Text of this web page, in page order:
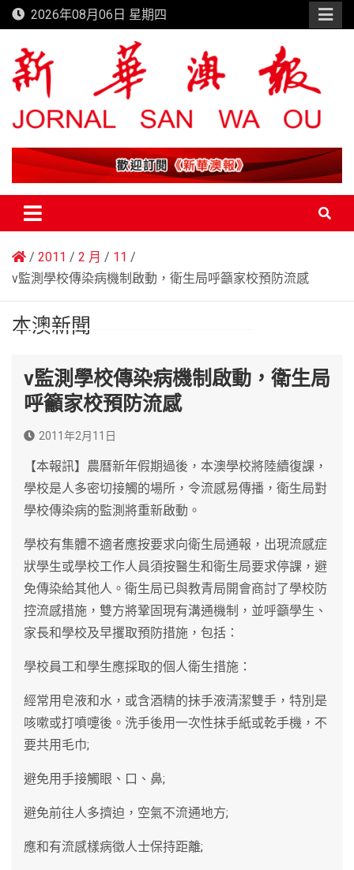
Skip
to
content
2026年08月06日 星期四
新華澳報
2011 2 月
11
v監測學校傳染病機制啟動，衛生局呼籲家校預防流感
本澳新聞
v監測學校傳染病機制啟動，衛生局
呼籲家校預防流感
2011年2月11日
【本報訊】農曆新年假期過後，本澳學校將陸續復課，
學校是人多密切接觸的場所，令流感易傳播，衛生局對
學校傳染病的監測將重新啟動。
學校有集體不適者應按要求向衛生局通報，出現流感症
狀學生或學校工作人員須按醫生和衛生局要求停課，避
免傳染給其他人。衛生局已與教青局開會商討了學校防
控流感措施，雙方將鞏固現有溝通機制，並呼籲學生、
家長和學校及早攫取預防措施，包括：
學校員工和學生應採取的個人衛生措施：
經常用皂液和水，或含酒精的抺手液清潔雙手，特別是
咳嗽或打噴嚏後。洗手後用一次性抹手紙或乾手機，不
要共用毛巾;
避免用手接觸眼、口、鼻;
避免前往人多擠迫，空氣不流通地方;
應和有流感樣病徵人士保持距離;